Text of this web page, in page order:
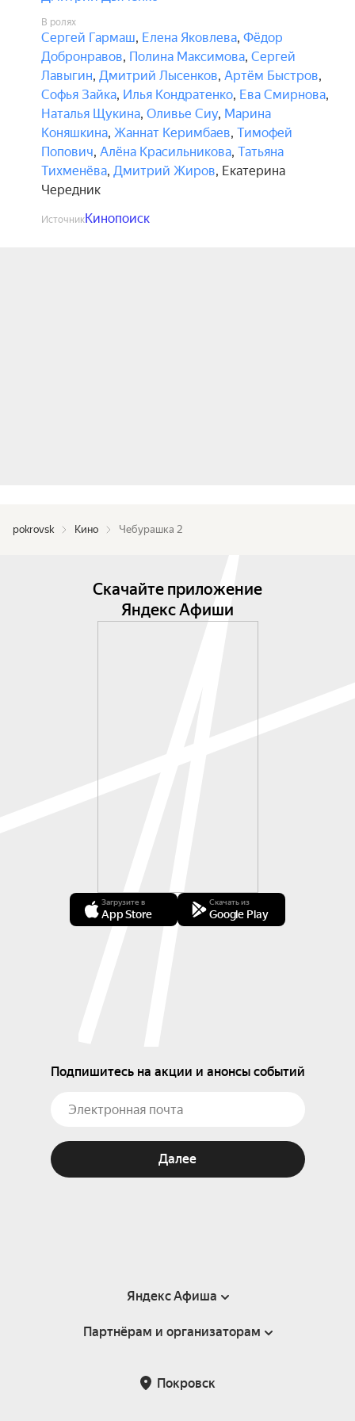
В ролях
Сергей Гармаш, Елена Яковлева, Фёдор
Добронравов, Полина Максимова, Сергей
Лавыгин, Дмитрий Лысенков, Артём Быстров,
Софья Зайка, Илья Кондратенко, Ева Смирнова,
Наталья Щукина, Оливье Сиу, Марина
Коняшкина, Жаннат Керимбаев, Тимофей
Попович, Алёна Красильникова, Татьяна
Тихменёва, Дмитрий Жиров, Екатерина
Чередник
ИсточникКинопоиск
pokrovsk Кино Чебурашка 2
Скачайте приложение
Яндекс Афиши
Загрузите в
App Store
Скачать из
Google Play
Подпишитесь на акции и анонсы событий
Далее
Яндекс Афиша
Справка
Подарочные сертификаты
Партнёрам и организаторам
Покровск